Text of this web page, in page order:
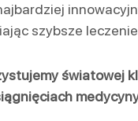
szybsze
światowej